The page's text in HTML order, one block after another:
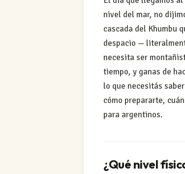
nivel del mar, no
cascada del Khumbu
despacio —
necesita ser
tiempo, y ganas de
lo que necesitás
cómo prepararte,
para argentinos.
¿Qué nivel